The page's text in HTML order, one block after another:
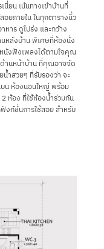
นี่ยน เน้นทางเข้าบ้านที่
อยภายใน ในทุกตารางนิ้ว
าร ดูโปร่ง และกว้าง
หลังบ้าน พิเศษที่ห้องนั่ง
นังฟังเพลงได้ตามใจคุณ
ด้านหน้าบ้าน ที่คุณอาจจัด
ำสวยๆ ที่รับรองว่า จะ
น ห้องนอนใหญ่ พร้อม
ห้อง ที่ใช้ห้องน้ำร่วมกัน
งก์ชั่นการใช้สอย สำหรับ